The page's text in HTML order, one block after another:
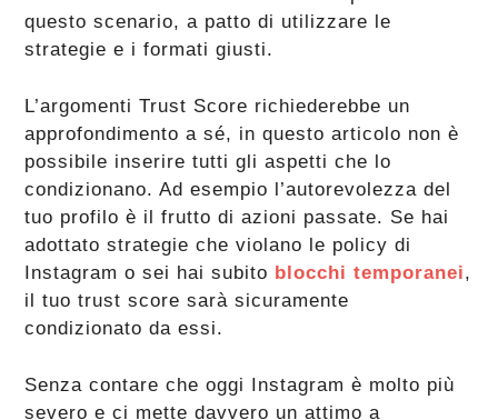
questo scenario, a patto di utilizzare le
strategie e i formati giusti.
L’argomenti Trust Score richiederebbe un
approfondimento a sé, in questo articolo non è
possibile inserire tutti gli aspetti che lo
condizionano. Ad esempio l’autorevolezza del
tuo profilo è il frutto di azioni passate. Se hai
adottato strategie che violano le policy di
Instagram o sei hai subito blocchi temporanei,
il tuo trust score sarà sicuramente
condizionato da essi.
Senza contare che oggi Instagram è molto più
severo e ci mette davvero un attimo a